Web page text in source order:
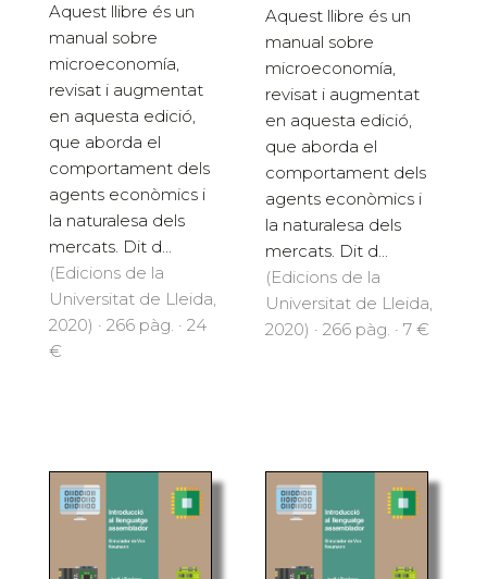
Aquest llibre és un
manual sobre
microeconomía,
revisat i augmentat
en aquesta edició,
que aborda el
comportament dels
agents econòmics i
la naturalesa dels
mercats. Dit d...
(Edicions de la
Universitat de Lleida,
2020) · 266 pàg. · 24
Aquest llibre és un
manual sobre
microeconomía,
revisat i augmentat
en aquesta edició,
que aborda el
comportament dels
agents econòmics i
la naturalesa dels
mercats. Dit d...
(Edicions de la
Universitat de Lleida,
2020) · 266 pàg. · 7 €